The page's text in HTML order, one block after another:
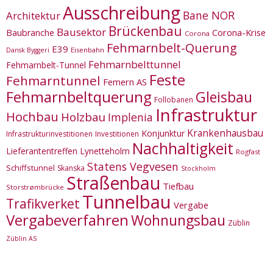
ArchitekturAusschreibung Bane NOR
Baubranche Bausektor Brückenbau Corona Corona-Krise
Dansk Byggeri E39 Eisenbahn Fehmarnbelt-Querung
Fehmarnbelt-Tunnel Fehmarnbelttunnel
Fehmarntunnel Femern AS Feste
Fehmarnbeltquerung Follobanen Gleisbau
Hochbau Holzbau Implenia Infrastruktur
Infrastrukturinvestitionen Investitionen Konjunktur Krankenhausbau
Lieferantentreffen Lynetteholm Nachhaltigkeit Rogfast
Schiffstunnel Skanska Statens Vegvesen Stockholm
Storstrømbrücke Straßenbau Tiefbau
Trafikverket Tunnelbau Vergabe
VergabeverfahrenWohnungsbau Züblin
Züblin AS